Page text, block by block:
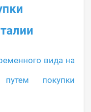
вида на
покупки